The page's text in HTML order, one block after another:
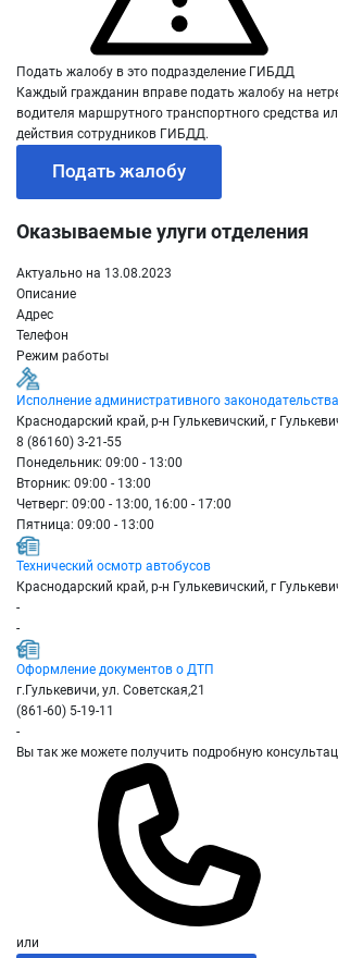
Подать жалобу в это подразделение ГИБДД
Каждый гражданин вправе подать жалобу на
водителя маршрутного транспортного средства
действия сотрудников ГИБДД.
Подать жалобу
Оказываемые улуги отделения
Актуально на 13.08.2023
Описание
Адрес
Телефон
Режим работы
Исполнение административного законодательства
Краснодарский край, р-н Гулькевичский, г
8 (86160) 3-21-55
Понедельник: 09:00 - 13:00
Вторник: 09:00 - 13:00
Четверг: 09:00 - 13:00, 16:00 - 17:00
Пятница: 09:00 - 13:00
Технический осмотр автобусов
Краснодарский край, р-н Гулькевичский, г
-
-
Оформление документов о ДТП
г.Гулькевичи, ул. Советская,21
(861-60) 5-19-11
-
Вы так же можете получить подробную
или